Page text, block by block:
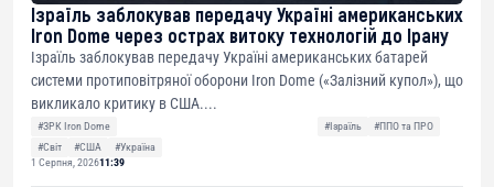
Ізраїль заблокував передачу Україні американських
Iron Dome через острах витоку технологій до Ірану
Ізраїль заблокував передачу Україні американських батарей
системи протиповітряної оборони Iron Dome («Залізний купол»), що
викликало критику в США....
#ЗРК Iron Dome #Ізраїль
#ППО та ПРО
#Світ
#США
#Україна
1 Серпня, 202611:39